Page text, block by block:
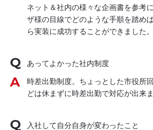
ネット＆社内の様々な企画書を参考
ザ様の目線でどのような手順を踏め
ら実装に成功することができました。
あってよかった社内制度
時差出勤制度。ちょっとした市役所
どは休まずに時差出勤で対応が出来ま
入社して自分自身が変わったこと